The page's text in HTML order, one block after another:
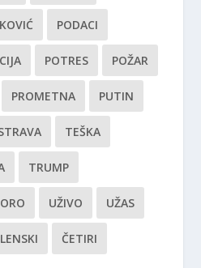
PODACI
POTRES POŽAR
PROMETNA PUTIN
TEŠKA
TRUMP
UŽIVO UŽAS
ČETIRI